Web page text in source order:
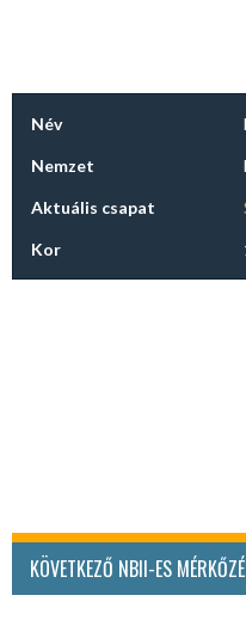
Név
Nemzet
Aktuális csapat
Kor
KÖVETKEZŐ NBII-ES